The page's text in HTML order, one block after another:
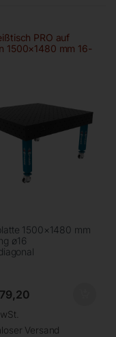
PRO auf
1500×1480 mm 16-
1500×1480 mm
ø16
Versand